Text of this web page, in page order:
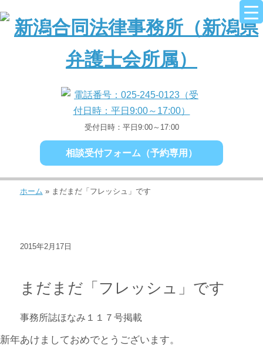
受付日時：平日9:00～17:00
相談受付フォーム（予約専用）
ホーム » まだまだ「フレッシュ」です
2015年2月17日
まだまだ「フレッシュ」です
事務所誌ほなみ１１７号掲載
新年あけましておめでとうございます。